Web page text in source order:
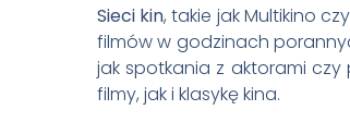
Sieci kin, takie jak Multikino
filmów w godzinach
jak spotkania z aktorami czy
filmy, jak i klasykę kina.